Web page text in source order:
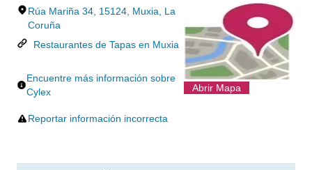
Rúa Mariña 34, 15124, Muxia, La
Coruña
Restaurantes de Tapas en Muxia
Encuentre más información sobre
Cylex
Reportar información incorrecta
Abrir Mapa